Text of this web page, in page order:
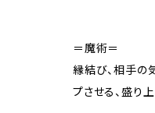
＝魔術＝
縁結び、相手の
プさせる、盛り